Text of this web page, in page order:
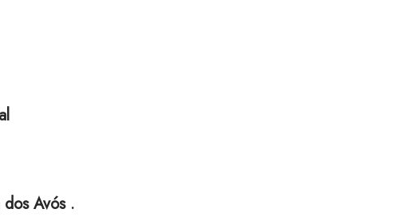
Avós .